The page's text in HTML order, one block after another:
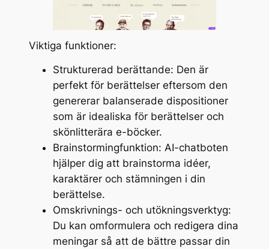
Viktiga funktioner:
Strukturerad berättande: Den är
perfekt för berättelser eftersom den
genererar balanserade dispositioner
som är idealiska för berättelser och
skönlitterära e-böcker.
Brainstormingfunktion: AI-chatboten
hjälper dig att brainstorma idéer,
karaktärer och stämningen i din
berättelse.
Omskrivnings- och utökningsverktyg:
Du kan omformulera och redigera dina
meningar så att de bättre passar din